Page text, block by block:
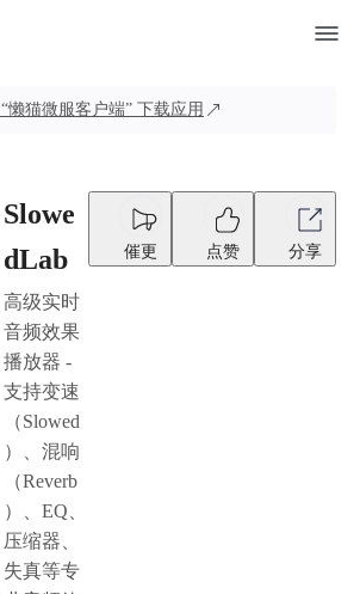
“懒猫微服客户端” 下载应用
Slowe
dLab
高级实时
音频效果
播放器 -
支持变速
（Slowed
）、混响
（Reverb
）、EQ、
压缩器、
失真等专
催更 点赞 分享